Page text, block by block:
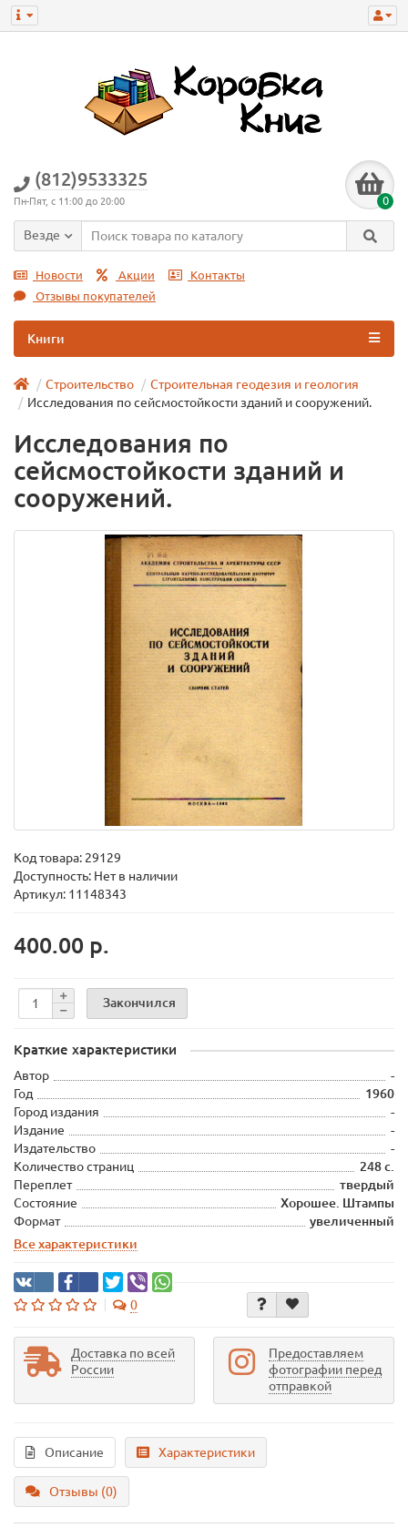
(812)9533325
Пн-Пят, с 11:00 до 20:00 0
Везде
Новости Акции
Контакты
Отзывы покупателей
Книги
Строительство
Строительная геодезия и геология
Исследования по сейсмостойкости зданий и сооружений.
Исследования по
сейсмостойкости зданий и
сооружений.
Код товара: 29129
Доступность: Нет в наличии
Артикул: 11148343
400.00 р.
Закончился
Краткие характеристики
Автор
-
Год
1960
Город издания
-
Издание
-
Издательство
-
Количество страниц
248 с.
Переплет
твердый
Состояние
Хорошее. Штампы
Формат
увеличенный
Все характеристики
0
Доставка по всей
России
Предоставляем
фотографии перед
отправкой
Описание Характеристики
Отзывы (0)